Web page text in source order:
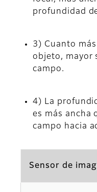
profundidad
3) Cuanto
objeto, mayor
campo.
4) La
es más ancha
campo hacia
Sensor de